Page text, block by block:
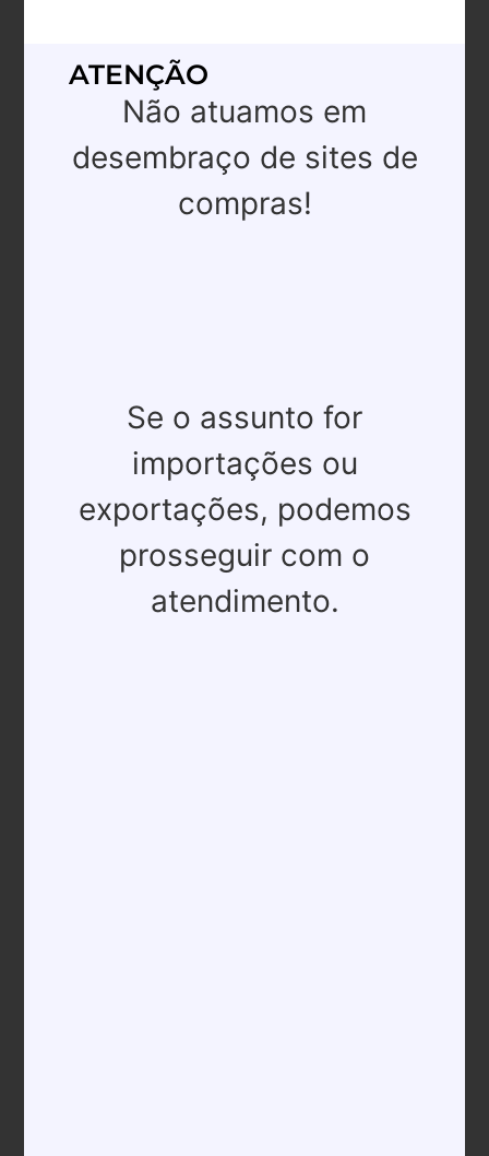
ATENÇÃO
Não atuamos em
desembraço de sites de
compras!
Se o assunto for
importações ou
exportações, podemos
prosseguir com o
atendimento.